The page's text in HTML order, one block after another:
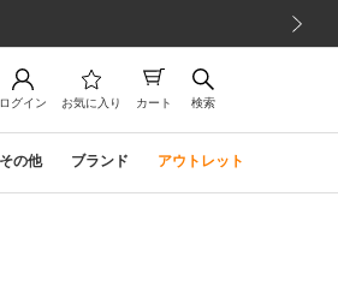
ログイン お気に入り カート 検索
その他 ブランド アウトレット